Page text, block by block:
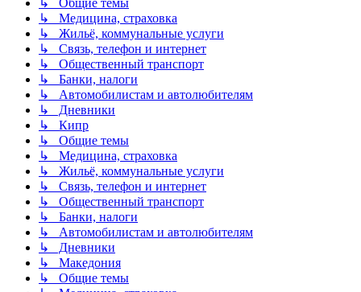
↳ Медицина, страховка
↳ Жильё, коммунальные услуги
↳ Связь, телефон и интернет
↳ Общественный транспорт
↳ Банки, налоги
↳ Автомобилистам и автолюбителям
↳ Дневники
↳ Кипр
↳ Общие темы
↳ Медицина, страховка
↳ Жильё, коммунальные услуги
↳ Связь, телефон и интернет
↳ Общественный транспорт
↳ Банки, налоги
↳ Автомобилистам и автолюбителям
↳ Дневники
↳ Македония
↳ Общие темы